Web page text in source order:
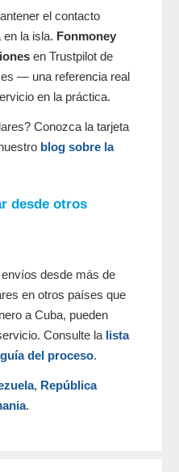
el contacto
la isla. Fonmoney
en Trustpilot de
— una referencia real
en la práctica.
Conozca la tarjeta
blog sobre la
desde otros
desde más de
en otros países que
a Cuba, pueden
Consulte la lista
guía del proceso.
, República
.